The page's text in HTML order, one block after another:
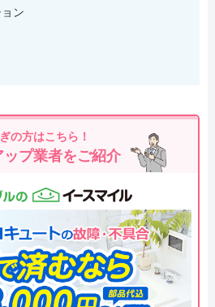
ン
の方はこちら！
ップ業者をご紹介